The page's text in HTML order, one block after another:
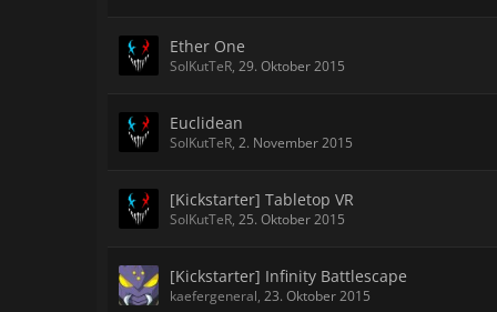
Ether One
SolKutTeR, 29. Oktober 2015
Euclidean
SolKutTeR, 2. November 2015
[Kickstarter] Tabletop VR
SolKutTeR, 25. Oktober 2015
[Kickstarter] Infinity Battlescape
kaefergeneral, 23. Oktober 2015